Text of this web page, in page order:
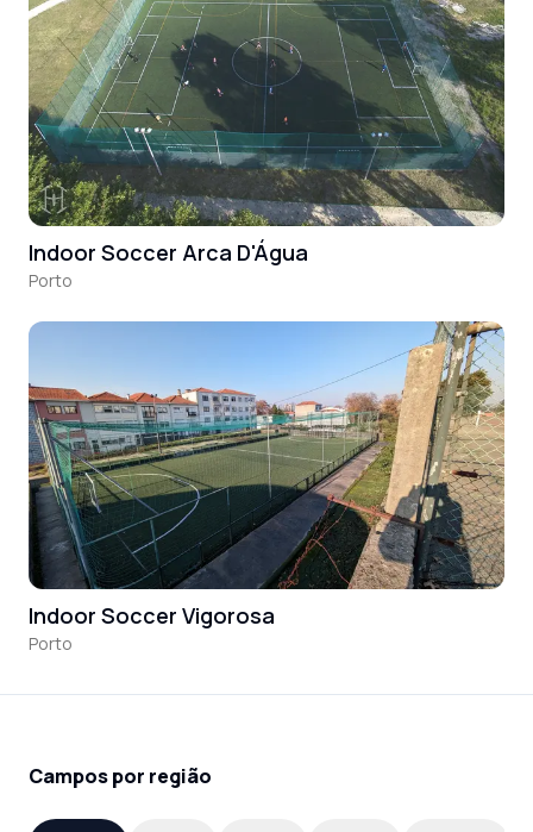
Indoor Soccer Arca D'Água
Porto
Indoor Soccer Vigorosa
Porto
Campos por região